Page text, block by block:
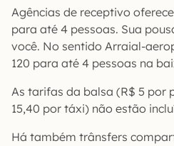
Agências de receptivo
para até 4 pessoas. Sua
você. No sentido Arraial-
120 para até 4 pessoas na
As tarifas da balsa (R$ 5 por
15,40 por táxi) não estão
Há também trânsfers